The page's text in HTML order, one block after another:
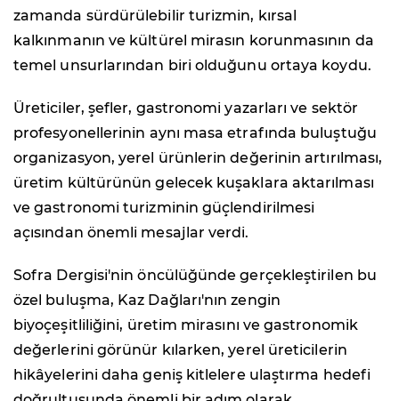
zamanda sürdürülebilir turizmin, kırsal
kalkınmanın ve kültürel mirasın korunmasının da
temel unsurlarından biri olduğunu ortaya koydu.
Üreticiler, şefler, gastronomi yazarları ve sektör
profesyonellerinin aynı masa etrafında buluştuğu
organizasyon, yerel ürünlerin değerinin artırılması,
üretim kültürünün gelecek kuşaklara aktarılması
ve gastronomi turizminin güçlendirilmesi
açısından önemli mesajlar verdi.
Sofra Dergisi'nin öncülüğünde gerçekleştirilen bu
özel buluşma, Kaz Dağları'nın zengin
biyoçeşitliliğini, üretim mirasını ve gastronomik
değerlerini görünür kılarken, yerel üreticilerin
hikâyelerini daha geniş kitlelere ulaştırma hedefi